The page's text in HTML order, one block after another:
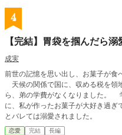
4
【完結】胃袋を掴んだら溺
成実
前世の記憶を思い出し、お菓子が食
天候の関係で国に、収める税を領
ら、弟の学費がなくなりました。
に、私が作ったお菓子が大好き過
とバレては溺愛されました。
恋愛 完結 長編